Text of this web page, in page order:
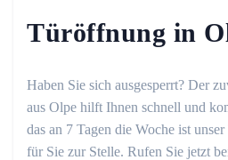
Türöffnung in
Haben Sie sich ausgesperrt? Der
aus Olpe hilft Ihnen schnell und
das an 7 Tagen die Woche ist
für Sie zur Stelle. Rufen Sie jetzt